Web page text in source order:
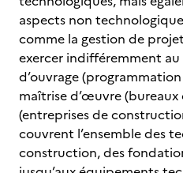
aspects non
comme la gestion de
exercer indifféremment
d’ouvrage
maîtrise d’œuvre (bureaux
(entreprises de
couvrent l’ensemble des
construction, des